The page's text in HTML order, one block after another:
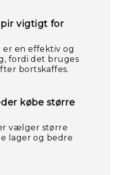
vigtigt for
er en effektiv og
fordi det bruges
bortskaffes.
købe større
vælger større
lager og bedre